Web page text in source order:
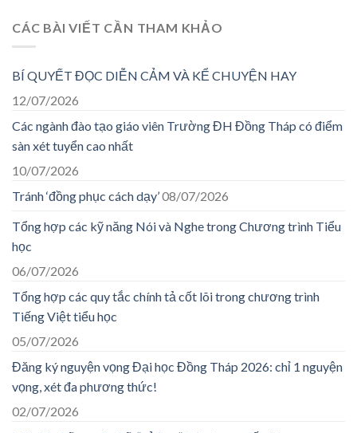
CÁC BÀI VIẾT CẦN THAM KHẢO
BÍ QUYẾT ĐỌC DIỄN CẢM VÀ KỂ CHUYỆN HAY
12/07/2026
Các ngành đào tạo giáo viên Trường ĐH Đồng Tháp có điểm
sàn xét tuyển cao nhất
10/07/2026
Tránh ‘đồng phục cách dạy’08/07/2026
Tổng hợp các kỹ năng Nói và Nghe trong Chương trình Tiểu
học
06/07/2026
Tổng hợp các quy tắc chính tả cốt lõi trong chương trình
Tiếng Việt tiểu học
05/07/2026
Đăng ký nguyện vọng Đại học Đồng Tháp 2026: chỉ 1 nguyện
vọng, xét đa phương thức!
02/07/2026